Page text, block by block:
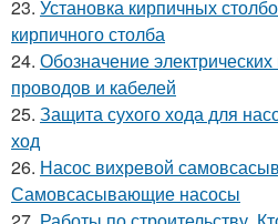
23. Установка кирпичных
кирпичного столба
24. Обозначение
проводов и кабелей
25. Защита сухого хода для
ход
26. Насос вихревой
Самовсасывающие насосы